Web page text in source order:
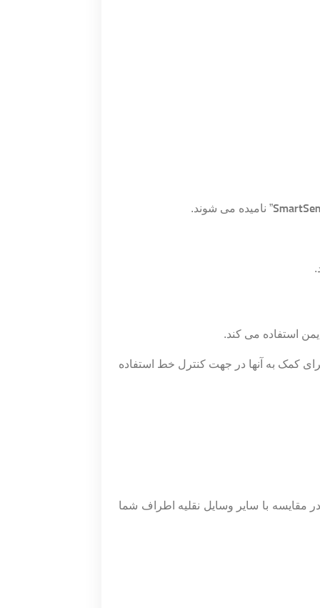
” نامیده می شوند.
استفاده می کند.
کمک به آنها در جهت کنترل خط استفاده
مقایسه با سایر وسایل نقلیه اطراف شما